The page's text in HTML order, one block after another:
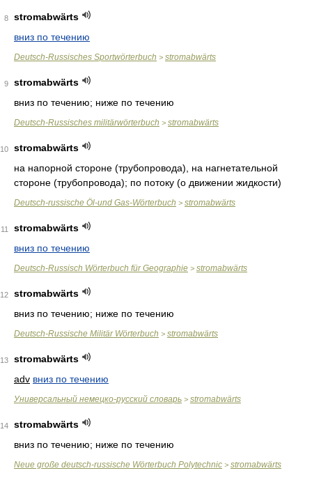
8
stromabwärts
вниз по течению
Deutsch-Russisches Sportwörterbuch > stromabwärts
9
stromabwärts
вниз по течению; ниже по течению
Deutsch-Russisches militärwörterbuch > stromabwärts
10
stromabwärts
на напорной стороне (трубопровода), на нагнетательной
стороне (трубопровода); по потоку (о движении жидкости)
Deutsch-russische Öl-und Gas-Wörterbuch > stromabwärts
11
stromabwärts
вниз по течению
Deutsch-Russisch Wörterbuch für Geographie > stromabwärts
12
stromabwärts
вниз по течению; ниже по течению
Deutsch-Russische Militär Wörterbuch > stromabwärts
13
stromabwärts
adv вниз по течению
Универсальный немецко-русский словарь > stromabwärts
14
stromabwärts
вниз по течению; ниже по течению
Neue große deutsch-russische Wörterbuch Polytechnic > stromabwärts